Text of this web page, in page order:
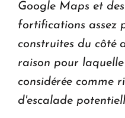
Google Maps et
fortifications assez
construites du côté
raison pour
considérée comme
d'escalade